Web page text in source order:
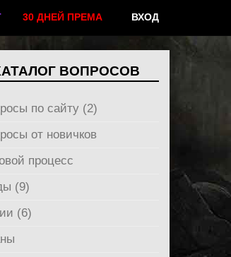
30 ДНЕЙ ПРЕМА ВХОД
ВОПРОСОВ
по сайту (2)
от новичков
процесс
(9)
(6)